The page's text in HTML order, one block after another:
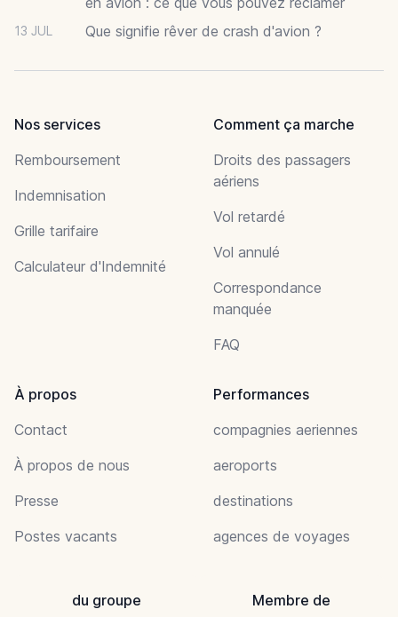
13 JUL Que signifie rêver de crash d'avion ?
Nos services
Remboursement
Indemnisation
Grille tarifaire
Calculateur d'Indemnité
Comment ça marche
Droits des passagers
aériens
Vol retardé
Vol annulé
Correspondance
manquée
FAQ
À propos
Contact
À propos de nous
Presse
Postes vacants
Performances
compagnies aeriennes
aeroports
destinations
agences de voyages
du groupe Membre de